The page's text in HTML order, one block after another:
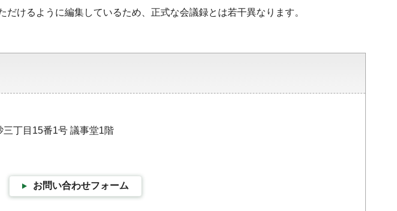
だけるように編集しているため、正式な会議録とは若干異なります。
丁目15番1号 議事堂1階
お問い合わせフォーム